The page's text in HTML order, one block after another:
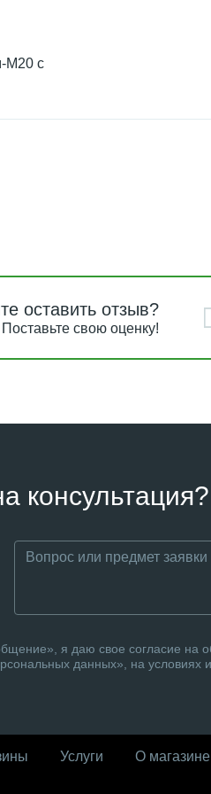
М20 с
оставить отзыв?
Поставьте свою оценку!
я даю свое согласие на
данных», на условиях
Услуги О магазине